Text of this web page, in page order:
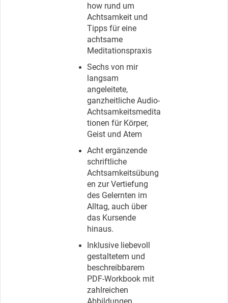
how rund um
Achtsamkeit und
Tipps für eine
achtsame
Meditationspraxis
Sechs von mir
langsam
angeleitete,
ganzheitliche Audio-
Achtsamkeitsmedita
tionen für Körper,
Geist und Atem
Acht ergänzende
schriftliche
Achtsamkeitsübung
en zur Vertiefung
des Gelernten im
Alltag, auch über
das Kursende
hinaus.
Inklusive liebevoll
gestaltetem und
beschreibbarem
PDF-Workbook mit
zahlreichen